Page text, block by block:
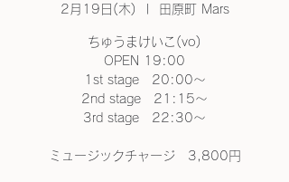
2月19日(木) 田原町 Mars
ちゅうまけいこ(vo)
OPEN 19:00
1st stage 20:00～
2nd stage 21:15～
3rd stage 22:30～
ミュージックチャージ 3,800円